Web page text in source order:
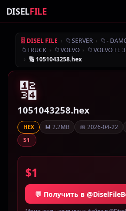
DISELFILE
🗄 DISEL FILE › 📁SERVER › 📁-
📁TRUCK › 📁VOLVO › 📁VOLVO FE
› 🔢 1051043258.hex
🔢
1051043258.hex
HEX 💾 2.2MB 📅 2026-04-22
$1
$1
💬 Получить в